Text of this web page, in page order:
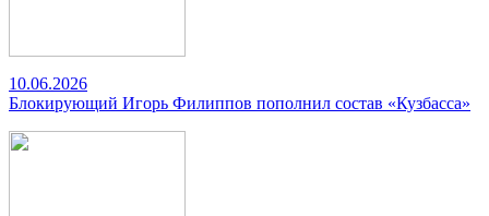
10.06.2026
Блокирующий Игорь Филиппов пополнил состав «Кузбасса»